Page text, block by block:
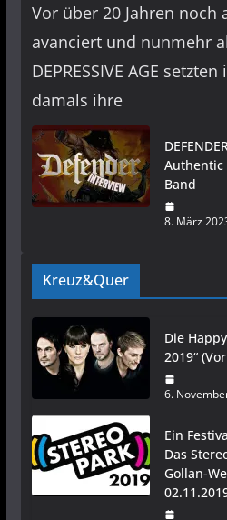
Vor über 20 Jahren noch
avanciert und nunmehr
DEPRESSIVE AGE
damals ihre
Authentic
Band
8. März
Kreuz&Quer
Die
2019“
6.
Ein
Das
Gollan-